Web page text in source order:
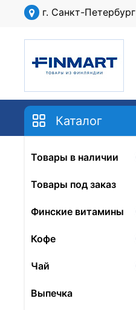
г. Санкт-Петербург
Каталог
Товары в наличии
Товары под заказ
Финские витамины
Кофе
Чай
Выпечка